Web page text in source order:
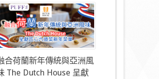
合荷蘭新年傳統與亞洲風
The Dutch House 呈獻